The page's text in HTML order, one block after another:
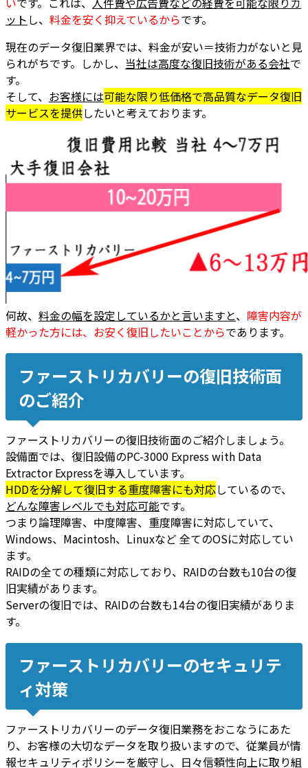
ット し、 料金を安く抑えているからです。
現在のデータ復旧業界では、料金が安い＝技術力がないと見
られがちです。しかし、 当社は高度な復旧技術がある会社で
す。
そして、 お客様には可能な限り低価格で高品質なデータ復旧
サービスを提供したいと考えております。
何故、 料金の幅を設定しているかと言いますと、 障害内容が
軽かった方には、お安く復旧したいことからであります。
ファーストリカバリーの復旧技術面
のご紹介
ファーストリカバリーの復旧技術面のご紹介しましょう。
設備面では、復旧設備のPC-3000 Express with Data
Extractor Expressを導入しています。
HDDを分解して復旧する重度障害にも対応しているので、
どんな障害レベルでも対応可能です。
つまり論理障害、中度障害、重度障害に対応していて、
Windows、Macintosh、Linuxなど 全てのOSに対応してい
ます。
RAIDの全ての種類に対応しており、RAIDの台数も10台の復
旧実績があります。
Serverの復旧では、RAIDの台数も14台の復旧実績がありま
す。
ファーストリカバリーのセキュリテ
ィ対策
ファーストリカバリーのデータ復旧業務をおこなうにあた
り、お客様の大切なデータを取り扱いますので、従業員が情
報セキュリティポリシーを厳守し、日々信頼性向上に取り組